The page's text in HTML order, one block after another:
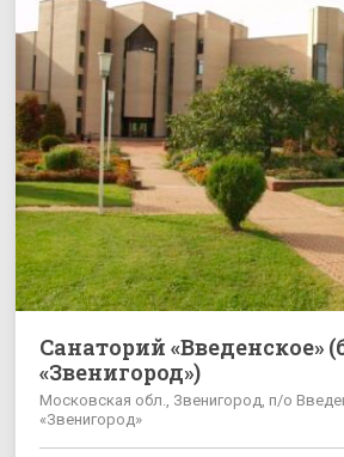
Санаторий «Введенское»
«Звенигород»)
Московская обл., Звенигород, п/о
«Звенигород»